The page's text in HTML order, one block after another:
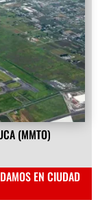
(MMTO)
EN CIUDAD